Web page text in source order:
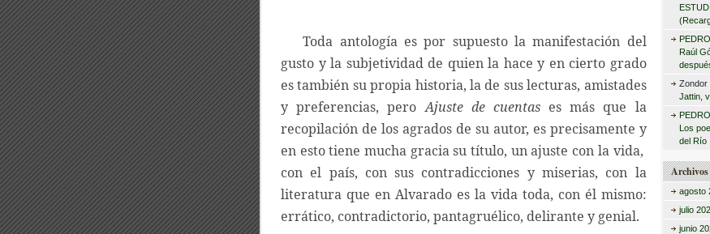
Toda antología es por supuesto la manifestación del
gusto y la subjetividad de quien la hace y en cierto grado
es también su propia historia, la de sus lecturas, amistades
y preferencias, peroAjuste de cuentases más que la
recopilación de los agrados de su autor, es precisamente y
en esto tiene mucha gracia su título, un ajuste con la vida,
con el país, con sus contradicciones y miserias, con la
literatura que en Alvarado es la vida toda, con él mismo:
errático, contradictorio, pantagruélico, delirante y genial.
Raúl
Zondor
Jattin,
Los
del Río
Archivos
agosto
julio
junio